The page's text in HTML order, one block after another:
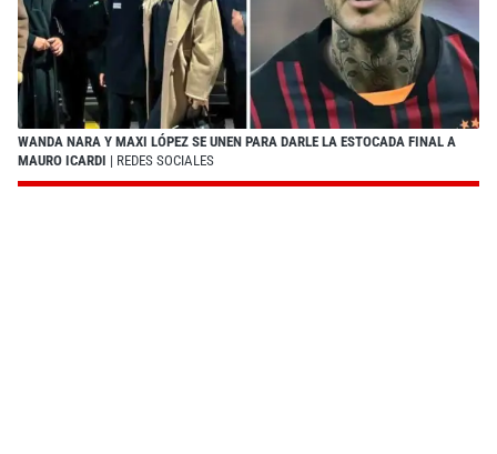
WANDA NARA Y MAXI LÓPEZ SE UNEN PARA DARLE LA ESTOCADA FINAL A
MAURO ICARDI | REDES SOCIALES